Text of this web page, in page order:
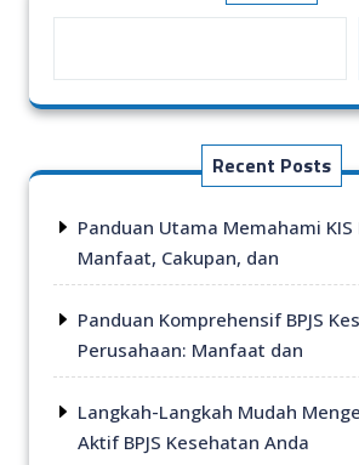
Recent Posts
Panduan Utama Memahami KIS
Manfaat, Cakupan, dan
Panduan Komprehensif BPJS
Perusahaan: Manfaat dan
Langkah-Langkah Mudah
Aktif BPJS Kesehatan Anda